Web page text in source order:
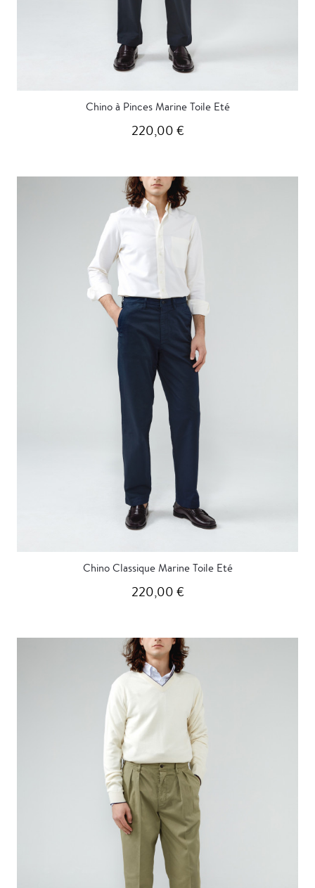
Chino à Pinces Marine Toile Eté
220,00 €
Chino Classique Marine Toile Eté
220,00 €